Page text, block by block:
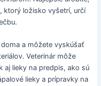
ktorý ložisko vyšetrí, určí
a môžete vyskúšať
Veterinár môže
aj lieky na predpis, ako sú
lieky a prípravky na